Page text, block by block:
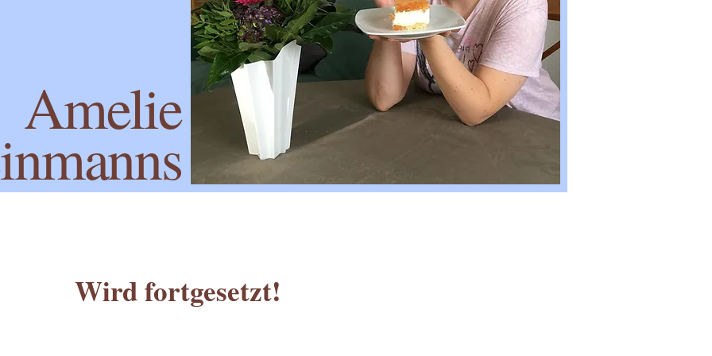
Amelie
Wird fortgesetzt!